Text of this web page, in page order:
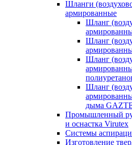
Шланги
армированные
Шланг
Шланг
Шланг
Шланг
дыма
Промышленный
и оснастка Virutex
Системы
Изготовление